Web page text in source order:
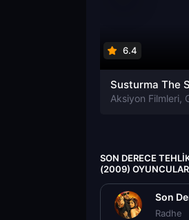
6.4
Aksiyon Filmleri,
SON DERECE
(2009)
Radhe